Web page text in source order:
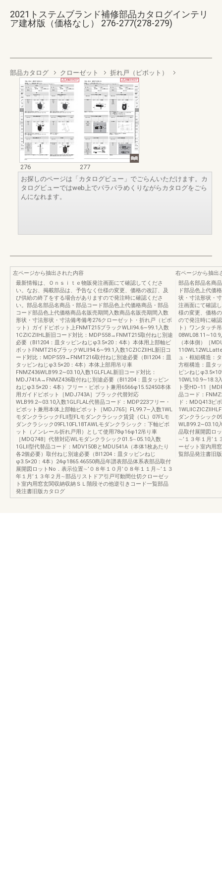
2021トステムブランド補修部品カタログインテリ
ア建材版（価格なし） 276-277(278-279)
部品カタログ クローゼット 折れ戸（ピボット）
276
277
お探しのページは「カタログビュー」でごらんいただけます。カ
タログビューではweb上でパラパラめくりながらカタログをごら
んになれます。
左ページから抽出された内容
最新情報は、Ｏｎｓｉｔｅ物販発注画面にて確認してくださ
い。なお、掲載部品は、予告なく仕様の変更、価格の改訂、及
び供給の終了をする場合がありますので発注時に確認くださ
い。部品名部品名商品・部品コード部品色上代価格商品・部品
コード部品色上代価格商品名販売期間入数商品名販売期間入数
形状・寸法形状・寸法備考備考276クローゼット・折れ戸（ピボ
ット）ガイドピボット上FNMT215ブラックWLⅡ94.6∼99.1入数
1CZⅠCZⅡHL新旧コード対比：MDP558→FNMT215取付ねじ別途
必要（BI1204：皿タッピンねじφ3.5×20：4本）本体用上部軸ピ
ボットFNMT216ブラックWLⅡ94.6∼99.1入数1CZⅠCZⅡHL新旧コ
ード対比：MDP559→FNMT216取付ねじ別途必要（BI1204：皿
タッピンねじφ3.5×20：4本）本体上部用吊り車
FNMZ436WLB99.2∼03.10入数1GLFLAL新旧コード対比：
MDJ741A→FNMZ436取付ねじ別途必要（BI1204：皿タッピン
ねじφ3.5×20：4本）フリー・ピボット兼用6566φ15.52450本体
用ガイドピボット［MDJ743A］ブラック代替対応
WLB99.2∼03.10入数1GLFLAL代替品コード：MDP223フリー・
ピボット兼用本体上部軸ピボット［MDJ765］FL99.7∼入数1WL
モダンクラシックFLⅡ型FLモダンクラシック賃貸（CL）07FLモ
ダンクラシック09FL10FL18TAWLモダンクラシック：下軸ピボ
ット（ノンレール折れ戸用）として使用78φ16φ12吊り車
［MDQ748］代替対応WLモダンクラシック01.5∼05.10入数
1GLⅡ型代替品コード：MDV150BとMDU541A（本体1枚あたり
各2個必要）取付ねじ別途必要（BI1204：皿タッピンねじ
φ3.5×20：4本）24φ1865.46550商品年譜表部品体系表部品取付
展開図ロットNo．表示位置∼’０８年１０月’０８年１１月∼’１３
年１月’１３年２月∼部品リストドア引戸可動間仕切クローゼッ
ト室内用窓玄関収納収納ＳＬ階段その他逆引きコード一覧部品
発注書旧版カタログ
右ページから抽出
部品名部品名商
ド部品色上代価
状・寸法形状・
注画面にて確認
様の変更、価格
ので発注時に確
ト）ワンタッチ
（本体側）［
ュ・框組構造：
方框構造：皿タ
ピンねじ
10WL10.9∼18.3
ト受HD−11［
品コード：
ド：MDQ413ピ
ダンクラシック
WLB99.2∼03.10
品取付展開図ロ
∼’１３年１月’
ーゼット室内用
覧部品発注書旧